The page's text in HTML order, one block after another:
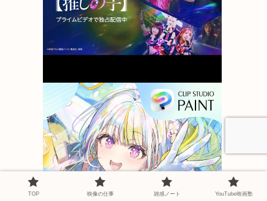
TOP 映像の仕事 雑感ノート YouTube映画塾